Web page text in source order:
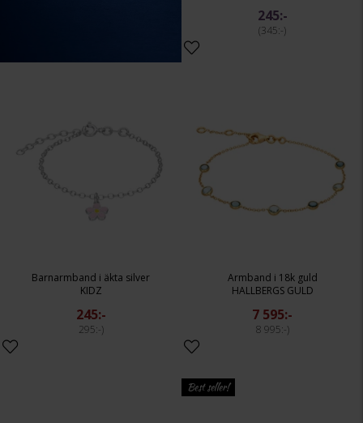
245:-
345:-
Barnarmband i äkta silver
KIDZ
245:-
295:-
Armband i 18k guld
HALLBERGS GULD
7 595:-
8 995:-
Best seller!